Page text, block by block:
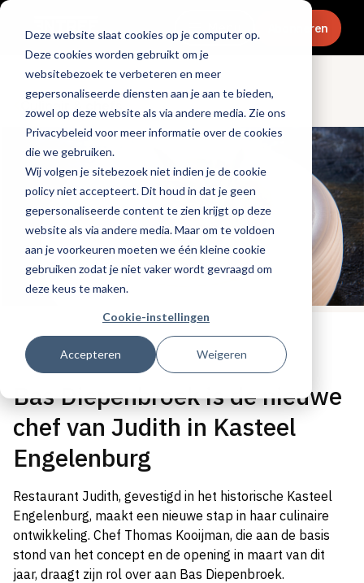
Deze website slaat cookies op je computer op.
Deze cookies worden gebruikt om je
websitebezoek te verbeteren en meer
gepersonaliseerde diensten aan je aan te bieden,
zowel op deze website als via andere media. Zie ons
Privacybeleid voor meer informatie over de cookies
die we gebruiken.
Wij volgen je sitebezoek niet indien je de cookie
policy niet accepteert. Dit houd in dat je geen
gepersonaliseerde content te zien krijgt op deze
website als via andere media. Maar om te voldoen
aan je voorkeuren moeten we één kleine cookie
gebruiken zodat je niet vaker wordt gevraagd om
deze keus te maken.
Cookie-instellingen
Accepteren Weigeren
Menu Abonneren
Culinair & chefs
Tags:chefs
Gepubliceerd op: 14 augustus 2025
Bas Diepenbroek is de nieuwe
chef van Judith in Kasteel
Engelenburg
Restaurant Judith, gevestigd in het historische Kasteel
Engelenburg, maakt een nieuwe stap in haar culinaire
ontwikkeling. Chef Thomas Kooijman, die aan de basis
stond van het concept en de opening in maart van dit
jaar, draagt zijn rol over aan Bas Diepenbroek.